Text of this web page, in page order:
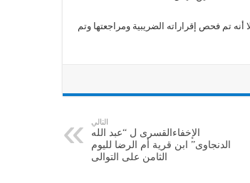
تم فحص إقراراته الضريبية ومراجعتها وتم
التالي
الإخفاءالقسرى ل “عبد الله
الدنجاوى” ابن قرية أم الرضا لليوم
الثامن على التوالى